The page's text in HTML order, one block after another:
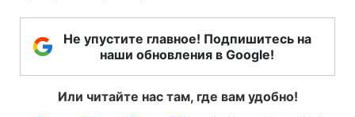
Не упустите главное! Подпишитесь на
наши обновления в Google!
Или читайте нас там, где вам удобно!